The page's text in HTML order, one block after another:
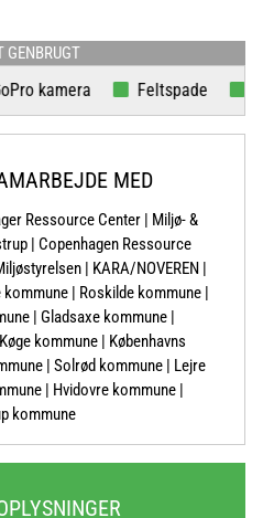
GENBRUGT
kamera Feltspade
MED
Ressource Center | Miljø- &
| Copenhagen Ressource
| KARA/NOVEREN |
| Roskilde kommune |
| Gladsaxe kommune |
kommune | Københavns
| Solrød kommune | Lejre
| Hvidovre kommune |
kommune